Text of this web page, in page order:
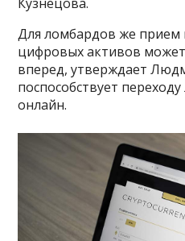
Для ломбардов же прием
цифровых активов
вперед, утверждает
поспособствует
онлайн.